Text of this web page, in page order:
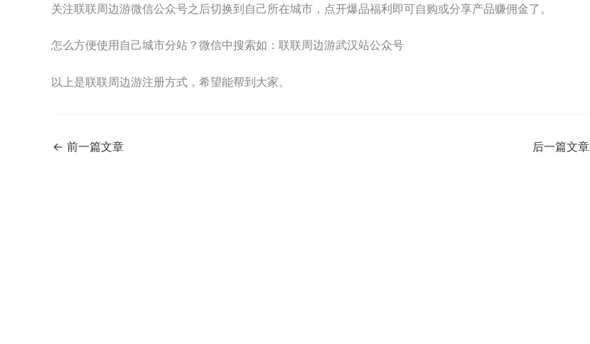
关注联联周边游微信公众号之后切换到自己所在城市，点开爆品福利即可自购或分享产品赚佣金了。
怎么方便使用自己城市分站？微信中搜索如：联联周边游武汉站公众号
以上是联联周边游注册方式，希望能帮到大家。
← 前一篇文章 后一篇文章